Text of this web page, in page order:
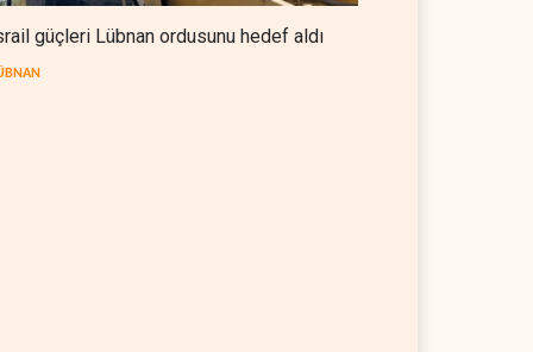
güçleri Lübnan ordusunu hedef aldı